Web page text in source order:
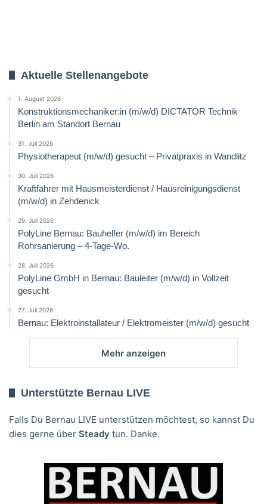
Aktuelle Stellenangebote
1. August 2026
Konstruktionsmechaniker:in (m/w/d) DICTATOR Technik
Berlin am Standort Bernau
31. Juli 2026
Physiotherapeut (m/w/d) gesucht – Privatpraxis in Wandlitz
30. Juli 2026
Kraftfahrer mit Hausmeisterdienst / Hausreinigungsdienst
(m/w/d) in Zehdenick
29. Juli 2026
PolyLine Bernau: Bauhelfer (m/w/d) im Bereich
Rohrsanierung – 4-Tage-Wo.
28. Juli 2026
PolyLine GmbH in Bernau: Bauleiter (m/w/d) in Vollzeit
gesucht
27. Juli 2026
Bernau: Elektroinstallateur / Elektromeister (m/w/d) gesucht
Mehr anzeigen
Unterstützte Bernau LIVE
Falls Du Bernau LIVE unterstützen möchtest, so kannst Du
dies gerne über Steady tun. Danke.